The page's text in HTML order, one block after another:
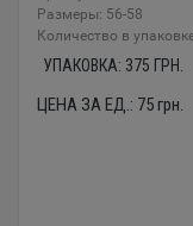
Размеры: 56-58
Количество в
УПАКОВКА: 375 ГРН.
ЦЕНА ЗА ЕД.: 75грн.